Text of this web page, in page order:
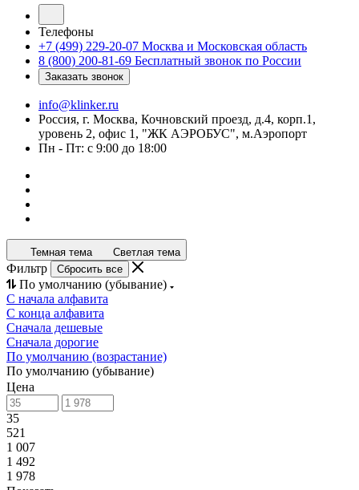
Телефоны
+7 (499) 229-20-07 Москва и Московская область
8 (800) 200-81-69 Бесплатный звонок по России
Заказать звонок
info@klinker.ru
Россия, г. Москва, Кочновский проезд, д.4, корп.1,
уровень 2, офис 1, "ЖК АЭРОБУС", м.Аэропорт
Пн - Пт: с 9:00 до 18:00
Темная тема Светлая тема
Фильтр Сбросить все
По умолчанию (убывание)
С начала алфавита
С конца алфавита
Сначала дешевые
Сначала дорогие
По умолчанию (возрастание)
По умолчанию (убывание)
Цена
35
521
1 007
1 492
1 978